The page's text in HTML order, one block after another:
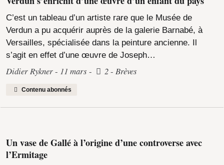
C’est un tableau d’un artiste rare que le Musée de
Verdun a pu acquérir auprès de la galerie Barnabé, à
Versailles, spécialisée dans la peinture ancienne. Il
s’agit en effet d’une œuvre de Joseph…
Didier Rykner 11 mars 2 Brèves
Contenu abonnés
Un vase de Gallé à l’origine d’une controverse avec
l’Ermitage